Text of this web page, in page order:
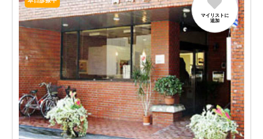
マイリストに
追加